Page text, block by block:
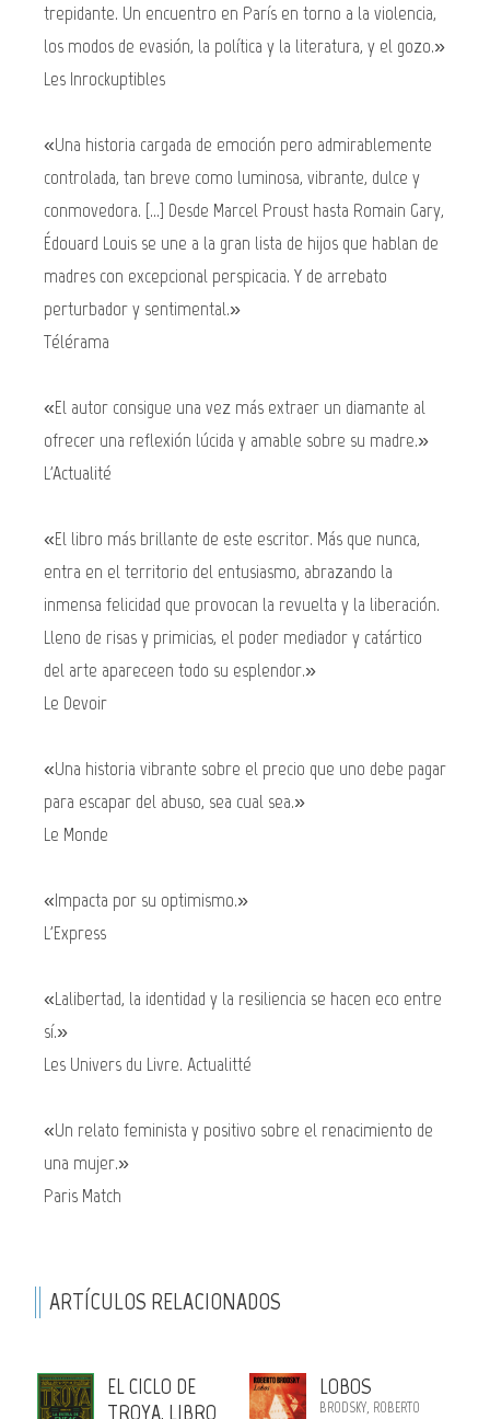
trepidante. Un encuentro en París en torno a la violencia,
los modos de evasión, la política y la literatura, y el gozo.»
Les Inrockuptibles
«Una historia cargada de emoción pero admirablemente
controlada, tan breve como luminosa, vibrante, dulce y
conmovedora. [...] Desde Marcel Proust hasta Romain Gary,
Édouard Louis se une a la gran lista de hijos que hablan de
madres con excepcional perspicacia. Y de arrebato
perturbador y sentimental.»
Télérama
«El autor consigue una vez más extraer un diamante al
ofrecer una reflexión lúcida y amable sobre su madre.»
L'Actualité
«El libro más brillante de este escritor. Más que nunca,
entra en el territorio del entusiasmo, abrazando la
inmensa felicidad que provocan la revuelta y la liberación.
Lleno de risas y primicias, el poder mediador y catártico
del arte apareceen todo su esplendor.»
Le Devoir
«Una historia vibrante sobre el precio que uno debe pagar
para escapar del abuso, sea cual sea.»
Le Monde
«Impacta por su optimismo.»
L'Express
«Lalibertad, la identidad y la resiliencia se hacen eco entre
sí.»
Les Univers du Livre. Actualitté
«Un relato feminista y positivo sobre el renacimiento de
una mujer.»
Paris Match
ARTÍCULOS RELACIONADOS
EL CICLO DE
TROYA. LIBRO
LOBOS
BRODSKY, ROBERTO